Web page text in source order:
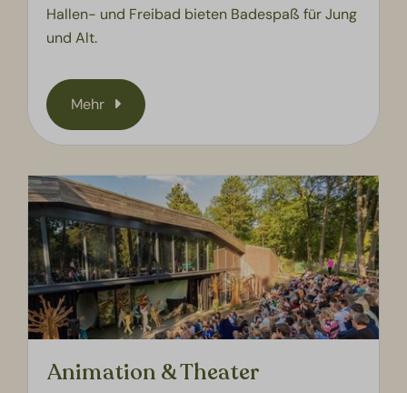
Hallen- und Freibad bieten Badespaß für Jung
und Alt.
Mehr
Animation & Theater